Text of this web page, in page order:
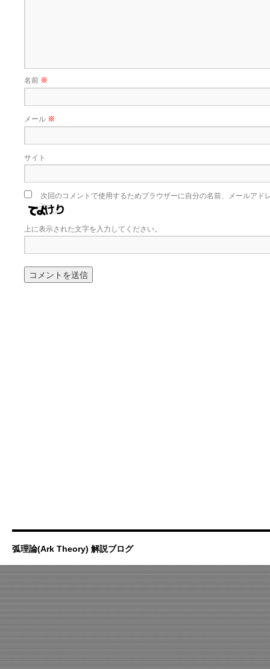
名前 ※
メール ※
サイト
次回のコメントで使用するためブラウザーに自分の名前、メールアド
上に表示された文字を入力してください。
弧理論(Ark Theory) 解説ブログ